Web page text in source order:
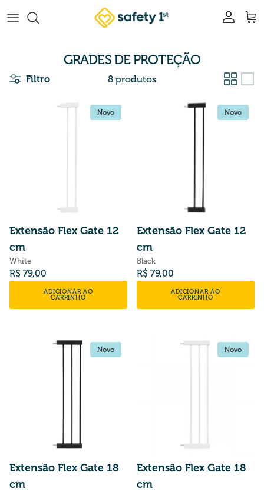
Conta
GRADES DE PROTEÇÃO
Filtro 8 produtos
Novo
Novo
Extensão Flex Gate 12
cm
White
Preço normal
R$ 79,00
ADICIONAR AO
CARRINHO
Novo
Novo
Extensão Flex Gate 12
cm
Black
Preço normal
R$ 79,00
ADICIONAR AO
CARRINHO
Novo
Novo
Extensão Flex Gate 18
cm
Novo
Novo
Extensão Flex Gate 18
cm